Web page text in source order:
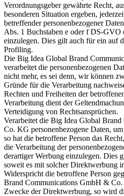
Verordnungsgeber gewährte Recht,
besonderen Situation ergeben,
betreffender personenbezogener
Abs. 1 Buchstaben e oder f DS-GVO
einzulegen. Dies gilt auch für ein auf
Profiling.
Die Big Idea Global Brand
verarbeitet die personenbezogenen
nicht mehr, es sei denn, wir können
Gründe für die Verarbeitung
Rechten und Freiheiten der
Verarbeitung dient der
Verteidigung von Rechtsansprüchen.
Verarbeitet die Big Idea Global
Co. KG personenbezogene Daten,
so hat die betroffene Person das
die Verarbeitung der
derartiger Werbung einzulegen. Dies
soweit es mit solcher Direktwerbung
Widerspricht die betroffene Person
Brand Communications GmbH &
Zwecke der Direktwerbung, so wird